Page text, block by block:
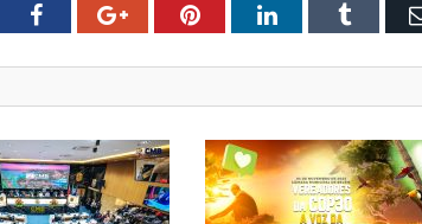
FacebookGoogle+PinterestLinkedInTumblr